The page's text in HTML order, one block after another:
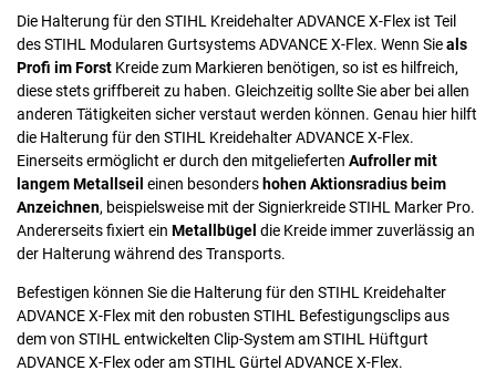
Die Halterung für den STIHL Kreidehalter ADVANCE X-Flex ist Teil
des STIHL Modularen Gurtsystems ADVANCE X-Flex. Wenn Sieals
Profi im Forst Kreide zum Markieren benötigen, so ist es hilfreich,
diese stets griffbereit zu haben. Gleichzeitig sollte Sie aber bei allen
anderen Tätigkeiten sicher verstaut werden können. Genau hier hilft
die Halterung für den STIHL Kreidehalter ADVANCE X-Flex.
Einerseits ermöglicht er durch den mitgelieferten Aufroller mit
langem Metallseil einen besonders hohen Aktionsradius beim
Anzeichnen, beispielsweise mit der Signierkreide STIHL Marker Pro.
Andererseits fixiert ein Metallbügel die Kreide immer zuverlässig an
der Halterung während des Transports.
Befestigen können Sie die Halterung für den STIHL Kreidehalter
ADVANCE X-Flex mit den robusten STIHL Befestigungsclips aus
dem von STIHL entwickelten Clip-System am STIHL Hüftgurt
ADVANCE X-Flex oder am STIHL Gürtel ADVANCE X-Flex.